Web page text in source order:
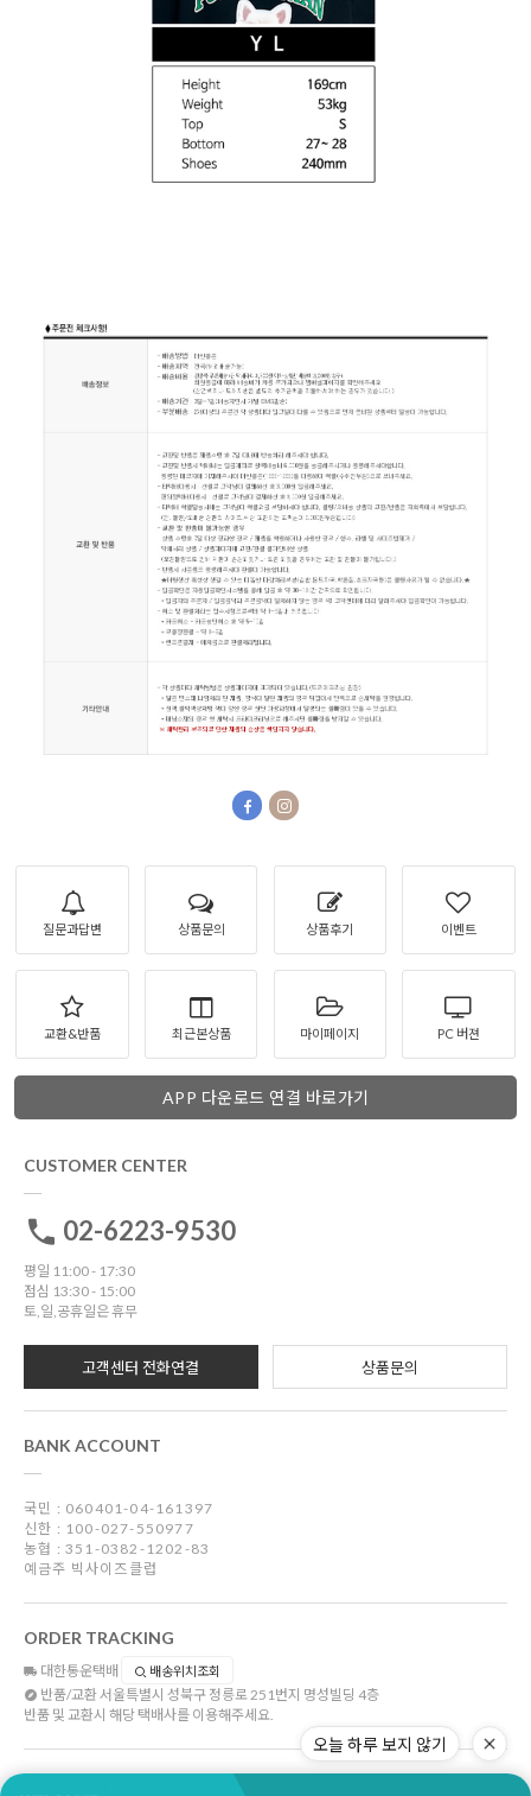
질문과답변 상품문의 상품후기 이벤트
교환&반품 최근본상품 마이페이지 PC 버젼
APP 다운로드 연결 바로가기
CUSTOMER CENTER
02-6223-9530
평일 11:00 - 17:30
점심 13:30 - 15:00
토,일,공휴일은 휴무
고객센터 전화연결 상품문의
BANK ACCOUNT
국민 : 060401-04-161397
신한 : 100-027-550977
농협 : 351-0382-1202-83
예금주 빅사이즈클럽
ORDER TRACKING
대한통운택배 배송위치조회
반품/교환서울특별시 성북구 정릉로 251번지 명성빌딩 4층
반품 및 교환시 해당 택배사를 이용해주세요.
오늘 하루 보지 않기